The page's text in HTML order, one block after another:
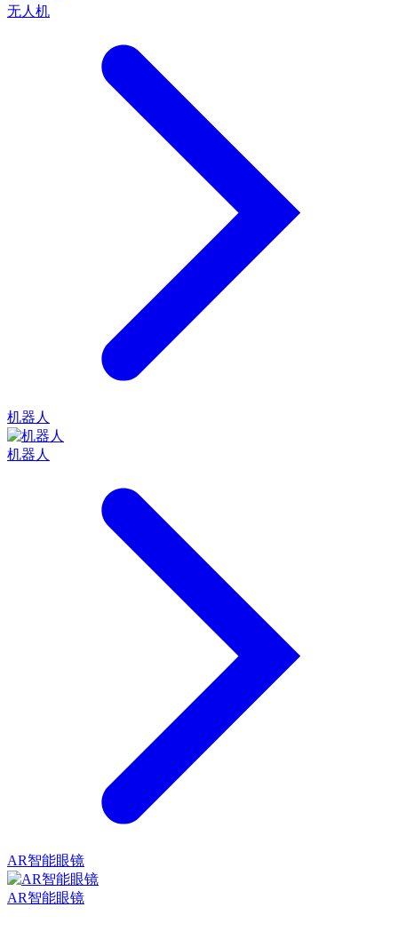
无人机
机器人
机器人
AR智能眼镜
AR智能眼镜